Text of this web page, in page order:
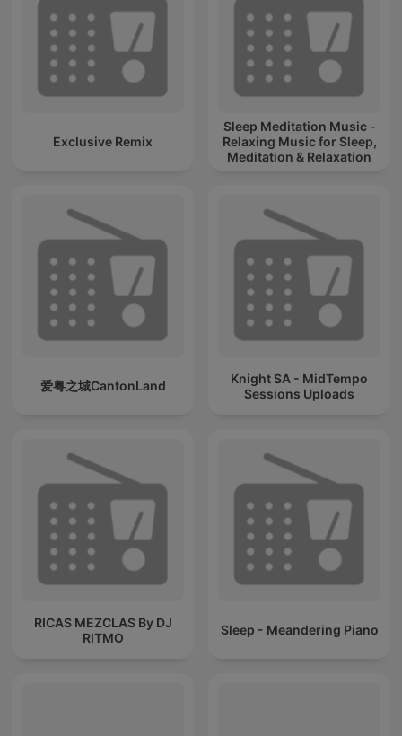
Exclusive Remix
Sleep Meditation Music -
Relaxing Music for Sleep,
Meditation & Relaxation
爱粤之城CantonLand
Knight SA - MidTempo
Sessions Uploads
RICAS MEZCLAS By DJ
RITMO
Sleep - Meandering Piano